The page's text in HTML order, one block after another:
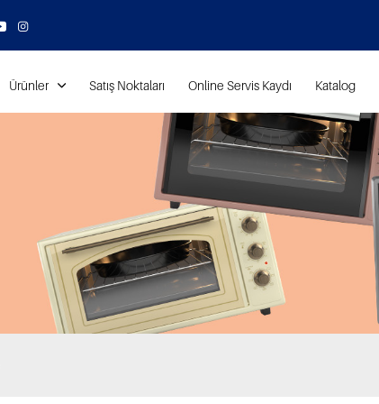
Ürünler Satış Noktaları Online Servis Kaydı Katalog